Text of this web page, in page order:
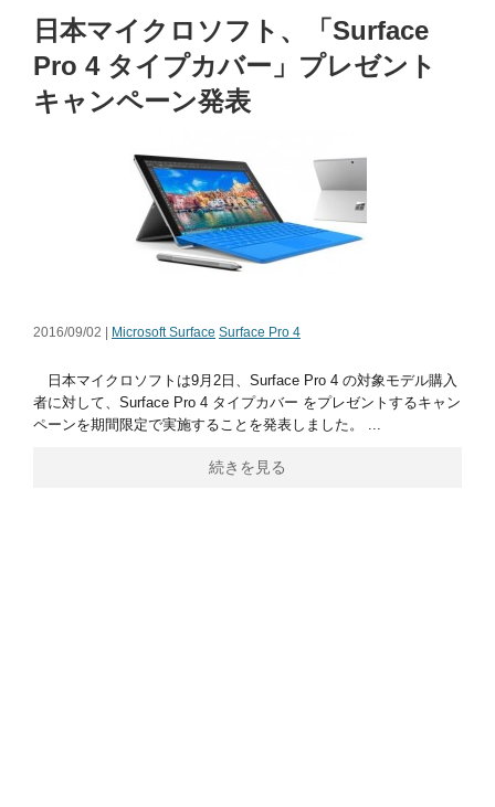
日本マイクロソフト、「Surface
Pro 4 タイプカバー」プレゼント
キャンペーン発表
2016/09/02 | Microsoft Surface Surface Pro 4
日本マイクロソフトは9月2日、Surface Pro 4 の対象モデル購入
者に対して、Surface Pro 4 タイプカバー をプレゼントするキャン
ペーンを期間限定で実施することを発表しました。 ...
続きを見る